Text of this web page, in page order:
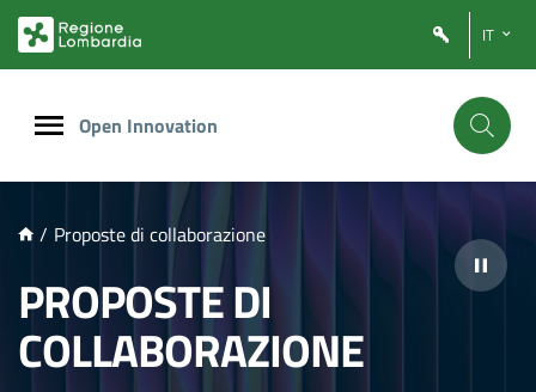
PRINCIPALE
IT
Open Innovation
/ Proposte di collaborazione
PROPOSTE DI
COLLABORAZIONE